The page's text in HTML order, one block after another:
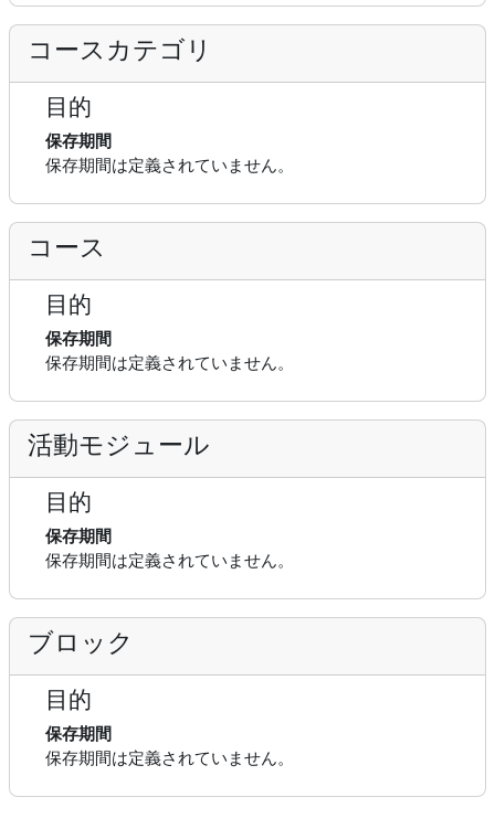
コースカテゴリ
目的
保存期間
保存期間は定義されていません。
コース
目的
保存期間
保存期間は定義されていません。
活動モジュール
目的
保存期間
保存期間は定義されていません。
ブロック
目的
保存期間
保存期間は定義されていません。